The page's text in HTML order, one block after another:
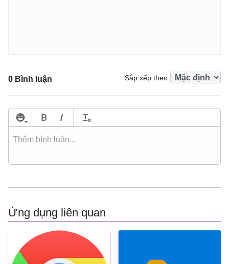
0 Bình luận Sắp xếp theo
Ứng dụng liên quan